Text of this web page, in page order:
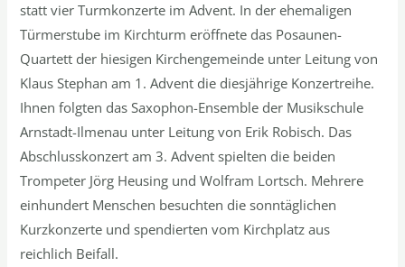
statt vier Turmkonzerte im Advent. In der ehemaligen
Türmerstube im Kirchturm eröffnete das Posaunen-
Quartett der hiesigen Kirchengemeinde unter Leitung von
Klaus Stephan am 1. Advent die diesjährige Konzertreihe.
Ihnen folgten das Saxophon-Ensemble der Musikschule
Arnstadt-Ilmenau unter Leitung von Erik Robisch. Das
Abschlusskonzert am 3. Advent spielten die beiden
Trompeter Jörg Heusing und Wolfram Lortsch. Mehrere
einhundert Menschen besuchten die sonntäglichen
Kurzkonzerte und spendierten vom Kirchplatz aus
reichlich Beifall.